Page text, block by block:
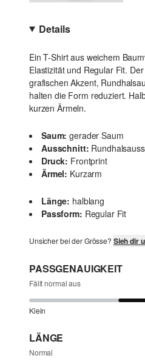
Details
Ein T-Shirt aus weichem
Elastizität und Regular Fit.
grafischen Akzent,
halten die Form reduziert.
kurzen Ärmeln.
Saum: gerader Saum
Ausschnitt:
Druck: Frontprint
Ärmel: Kurzarm
Länge: halblang
Passform: Regular Fit
Unsicher bei der Grösse? Sieh dir
PASSGENAUIGKEIT
Fällt normal aus
Klein
LÄNGE
Normal